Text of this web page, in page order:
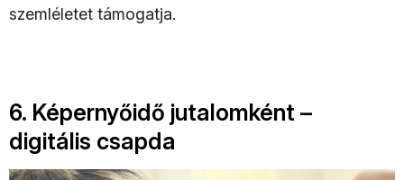
szemléletet támogatja.
6. Képernyőidő jutalomként –
digitális csapda